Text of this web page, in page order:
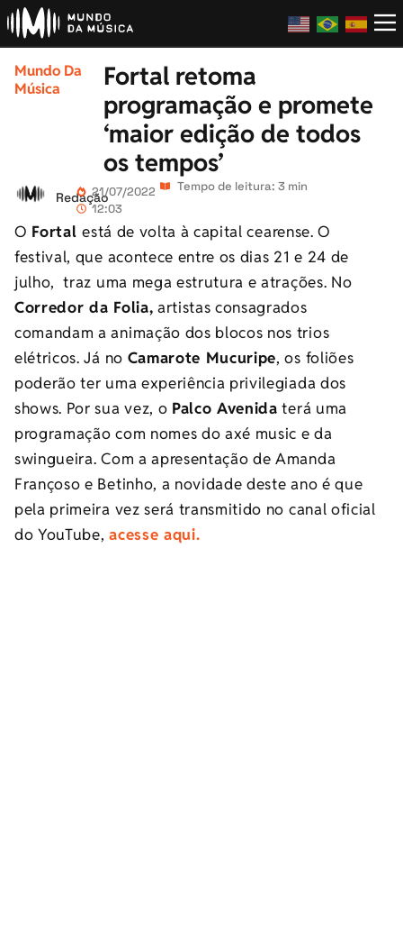
Mundo Da
Música
Fortal retoma
programação e promete
‘maior edição de todos
os tempos’
Redação21/07/2022
12:03
Tempo de leitura: 3 min
O Fortalestá de volta à capital cearense. O
festival, que acontece entre os dias 21 e 24 de
julho, traz uma mega estrutura e atrações. No
Corredor da Folia, artistas consagrados
comandam a animação dos blocos nos trios
elétricos. Já no Camarote Mucuripe, os foliões
poderão ter uma experiência privilegiada dos
shows. Por sua vez, o Palco Avenida terá uma
programação com nomes do axé music e da
swingueira. Com a apresentação de Amanda
Françoso e Betinho, a novidade deste ano é que
pela primeira vez será transmitido no canal oficial
do YouTube,acesse aqui.